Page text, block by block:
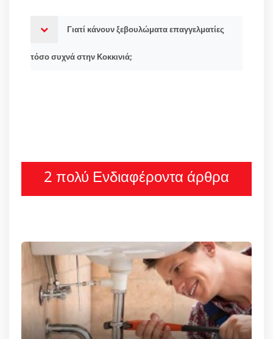
Γιατί κάνουν ξεβουλώματα επαγγελματίες
τόσο συχνά στην Κοκκινιά;
2 πολύ Ενδιαφέροντα άρθρα